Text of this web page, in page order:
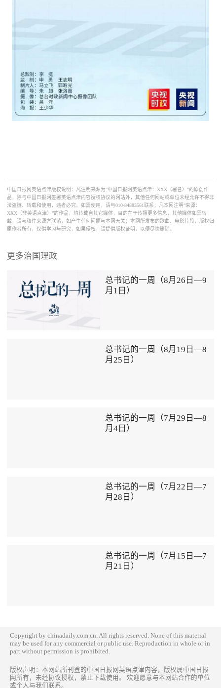
中国日报网英语点津版权说明：凡注明来源为“中国日报网英语点津：XXX（署名）”的原创作
品，除与中国日报网签署英语点津内容授权协议的网站外，其他任何网站或单位未经允许不得非
法盗链、转载和使用，违者必究。如需使用，请与010-84883561联系；凡本网注明“来源：
XXX（非英语点津）”的作品，均转载自其它媒体，目的在于传播更多信息，其他媒体如需转
载，请与稿件来源方联系，如产生任何问题与本网无关；本网所发布的歌曲、电影片段，版权归
原作者所有，仅供学习与研究，如果侵权，请提供版权证明，以便尽快删除。
更多治国理政
总书记的一周（8月26日—9
月1日）
总书记的一周（8月19日—8
月25日）
总书记的一周（7月29日—8
月4日）
总书记的一周（7月22日—7
月28日）
总书记的一周（7月15日—7
月21日）
Copyright by chinadaily.com.cn. All rights reserved. None of this material
may be used for any commercial or public use. Reproduction in whole or in
part without permission is prohibited.
版权声明：本网站所刊登的中国日报网英语点津内容，版权属中国日报
网所有，未经协议授权，禁止下载使用。 欢迎愿意与本网站合作的单位
或个人与我们联系。